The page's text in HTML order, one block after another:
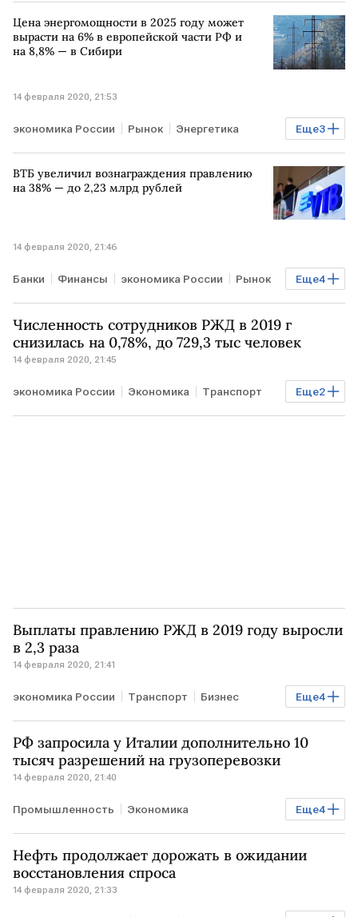
Цена энергомощности в 2025 году может
вырасти на 6% в европейской части РФ и
на 8,8% — в Сибири
14 февраля 2020, 21:53
Еще3
экономика России Рынок Энергетика
РОССИЯ мощность рост
ВТБ увеличил вознаграждения правлению
на 38% — до 2,23 млрд рублей
14 февраля 2020, 21:46
Еще4
Банки Финансы экономика России Рынок
РОССИЯ ВТБ правление вознаграждение
Численность сотрудников РЖД в 2019 г
снизилась на 0,78%, до 729,3 тыс человек
14 февраля 2020, 21:45
Еще2
экономика России Экономика Транспорт
Бизнес РОССИЯ
Выплаты правлению РЖД в 2019 году выросли
в 2,3 раза
14 февраля 2020, 21:41
Еще4
экономика России Транспорт Бизнес
РОССИЯ РЖД правление выплаты
РФ запросила у Италии дополнительно 10
тысяч разрешений на грузоперевозки
14 февраля 2020, 21:40
Еще4
Промышленность Экономика
Мировая экономика Транспорт Бизнес
ИТАЛИЯ
Нефть продолжает дорожать в ожидании
восстановления спроса
14 февраля 2020, 21:33